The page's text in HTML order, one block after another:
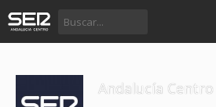
Andalucía Centro